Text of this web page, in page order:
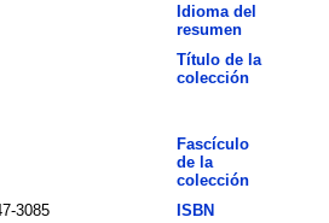
Idioma del
resumen
Título de la
colección
Fascículo
de la
colección
3085
ISBN